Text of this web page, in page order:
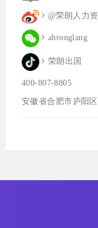
@荣朗人力
ahronglang
荣朗出国
400-807-8805
安徽省合肥市庐阳